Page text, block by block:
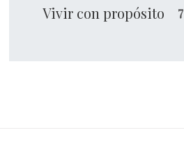
Vivir con propósito 7